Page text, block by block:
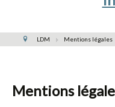
LDM Mentions légales
Mentions